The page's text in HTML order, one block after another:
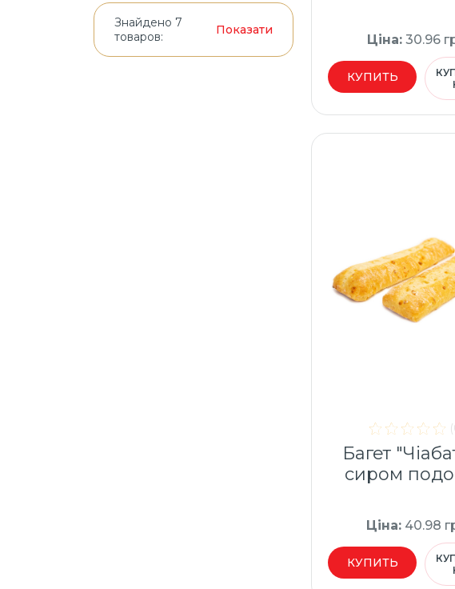
Знайдено 7
товаров:
Показати
Ціна:30.96
КУПИТЬ
Багет
сиром
Ціна:40.98
КУПИТЬ